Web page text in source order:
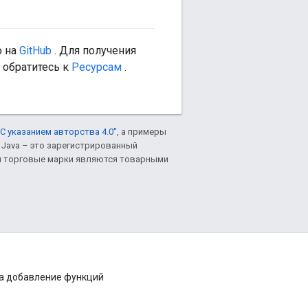
на GitHub . Для получения
к Ресурсам .
указанием авторства 4.0", а примеры
Java – это зарегистрированный
торговые марки являются товарными
добавление функций